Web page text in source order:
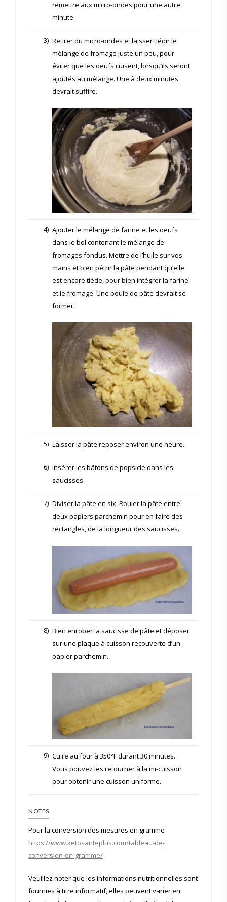
remettre aux micro-ondes pour une autre
minute.
3) Retirer du micro-ondes et laisser tiédir le
mélange de fromage juste un peu, pour
éviter que les oeufs cuisent, lorsqu’ils seront
ajoutés au mélange. Une à deux minutes
devrait suffire.
4) Ajouter le mélange de farine et les oeufs
dans le bol contenant le mélange de
fromages fondus. Mettre de l’huile sur vos
mains et bien pétrir la pâte pendant qu’elle
est encore tiède, pour bien intégrer la farine
et le fromage. Une boule de pâte devrait se
former.
5) Laisser la pâte reposer environ une heure.
6) Insérer les bâtons de popsicle dans les
saucisses.
7) Diviser la pâte en six. Rouler la pâte entre
deux papiers parchemin pour en faire des
rectangles, de la longueur des saucisses.
8) Bien enrober la saucisse de pâte et déposer
sur une plaque à cuisson recouverte d’un
papier parchemin.
9) Cuire au four à 350°F durant 30 minutes.
Vous pouvez les retourner à la mi-cuisson
pour obtenir une cuisson uniforme.
NOTES
Pour la conversion des mesures en gramme
https://www.ketosanteplus.com/tableau-de-
conversion-en-gramme/
Veuillez noter que les informations nutritionnelles sont
fournies à titre informatif, elles peuvent varier en